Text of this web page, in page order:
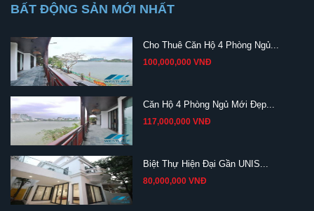
BẤT ĐỘNG SẢN MỚI NHẤT
Cho Thuê Căn Hộ 4 Phòng Ngủ...
100,000,000 VNĐ
Căn Hộ 4 Phòng Ngủ Mới Đẹp...
117,000,000 VNĐ
Biệt Thự Hiện Đại Gần UNIS...
80,000,000 VNĐ